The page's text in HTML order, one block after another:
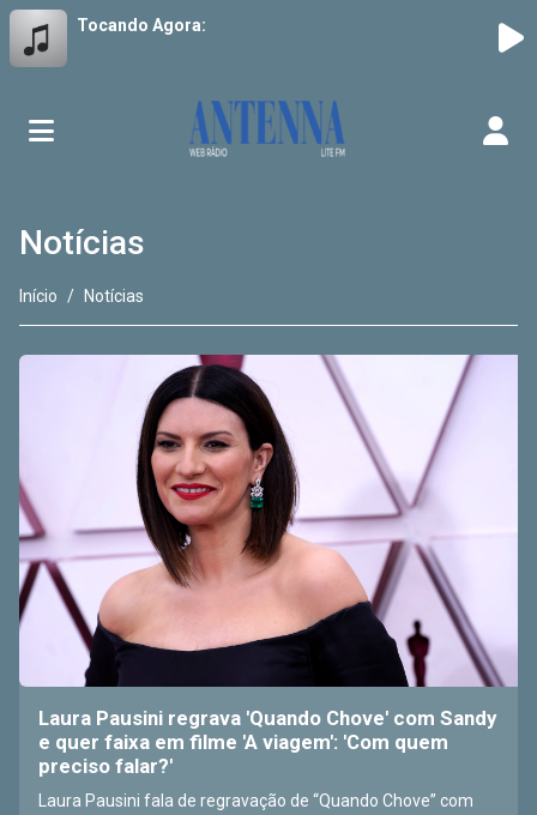
Tocando Agora:
Notícias
Início Notícias
Laura Pausini regrava 'Quando Chove' com Sandy
e quer faixa em filme 'A viagem': 'Com quem
preciso falar?'
Laura Pausini fala de regravação de “Quando Chove” com